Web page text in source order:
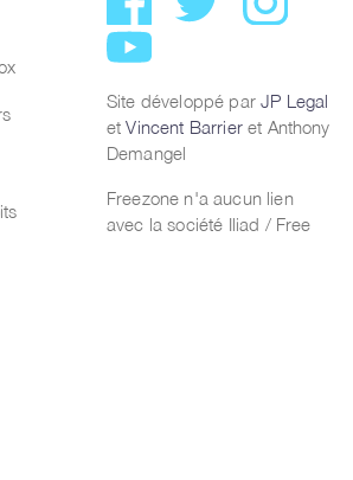
Site développé parJP Legal
etVincent Barrieret Anthony
Demangel
Freezone n'a aucun lien
avec la société Iliad / Free